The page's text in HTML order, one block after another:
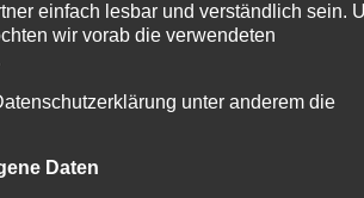
einfach lesbar und verständlich sein.
wir vorab die verwendeten
unter anderem die
Daten